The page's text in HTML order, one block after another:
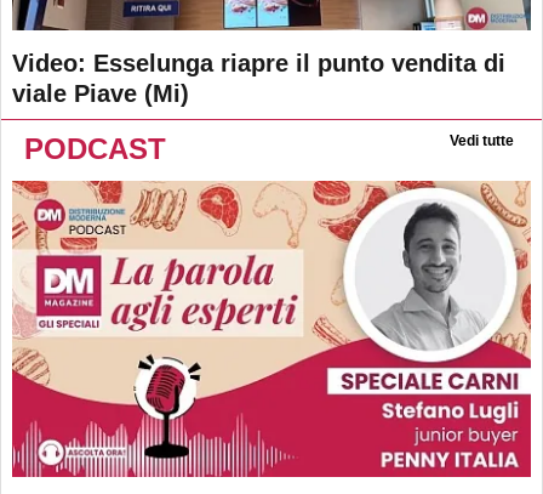
Video: Esselunga riapre il punto vendita di
viale Piave (Mi)
PODCAST Vedi tutte